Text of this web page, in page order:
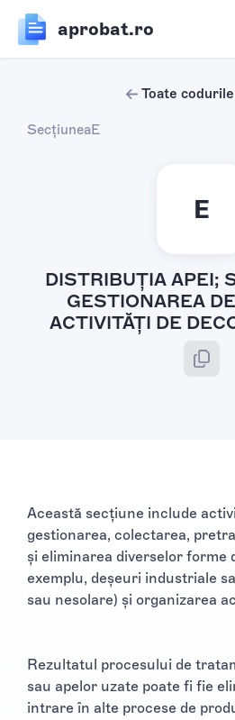
aprobat.ro
Toate
SecțiuneaE
E
DISTRIBUŢIA APEI;
GESTIONAREA
ACTIVITĂŢI DE
Această secțiune include
gestionarea, colectarea,
și eliminarea diverselor forme
exemplu, deșeuri industriale
sau nesolare) și organizarea
Rezultatul procesului de
sau apelor uzate poate fi fie
intrare în alte procese de